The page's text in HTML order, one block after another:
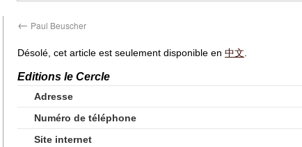
← Paul Beuscher
Désolé, cet article est seulement disponible en 中文
Editions le Cercle
Adresse
Numéro de téléphone
Site internet